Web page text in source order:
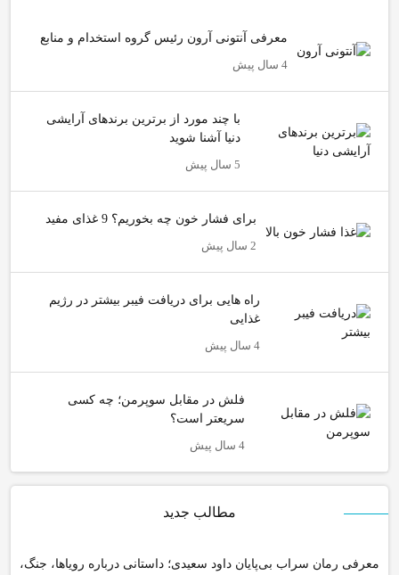
معرفی آنتونی آرون رئیس گروه استخدام و منابع
4 سال پیش
با چند مورد از برترین برندهای آرایشی
دنیا آشنا شوید
5 سال پیش
برای فشار خون چه بخوریم؟ 9 غذای مفید
2 سال پیش
راه هایی برای دریافت فیبر بیشتر در رژیم
غذایی
4 سال پیش
فلش در مقابل سوپرمن؛ چه کسی
سریعتر است؟
4 سال پیش
مطالب جدید
معرفی رمان سراب بی‌پایان داود سعیدی؛ داستانی درباره رویاها، جنگ،